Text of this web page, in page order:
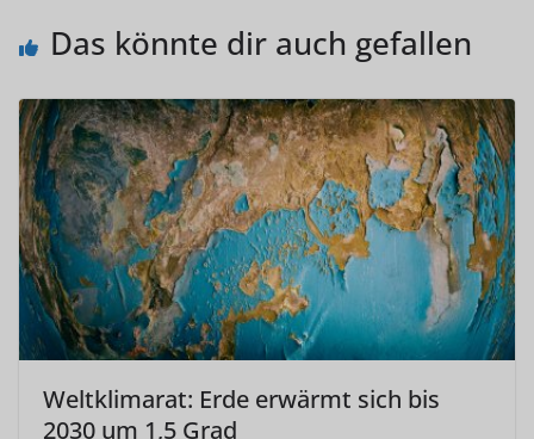
Das könnte dir auch gefallen
Weltklimarat: Erde erwärmt sich bis
2030 um 1,5 Grad